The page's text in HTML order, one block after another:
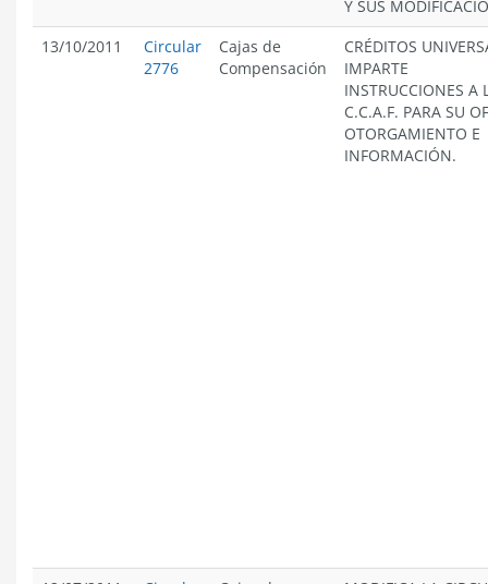
Y SUS
13/10/2011
Circular
2776
Cajas de
Compensación
CRÉDITOS
IMPARTE
INSTRUCCIONES A
C.C.A.F. PARA SU
OTORGAMIENTO E
INFORMACIÓN.